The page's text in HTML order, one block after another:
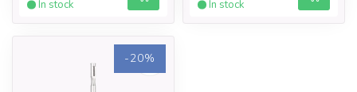
In stock In stock
-20%